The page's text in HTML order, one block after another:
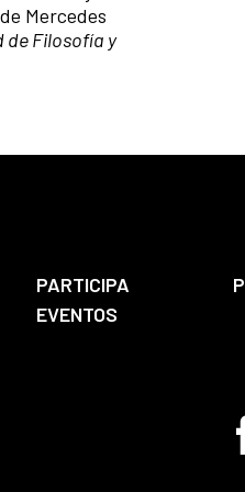
Mercedes
de Filosofía y
PARTICIPA
EVENTOS